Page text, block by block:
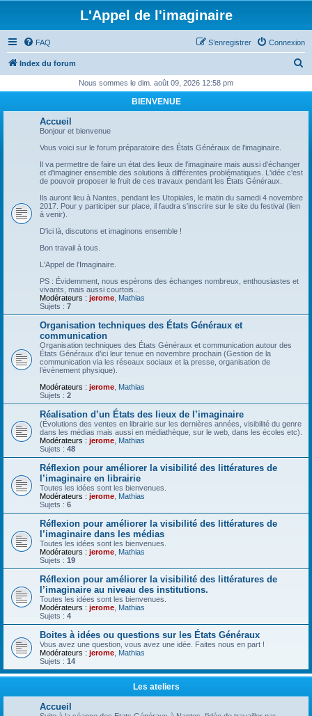
L'Appel de l'imaginaire
FAQ Connexion
S’enregistrer
Index du forum
h
Nous sommes le dim. août 09, 2026 12:58 pm
BIENVENUE
Accueil
Bonjour et bienvenue
Vous voici sur le forum préparatoire des États Généraux de l'imaginaire.
Il va permettre de faire un état des lieux de l'imaginaire mais aussi d'échanger
et d'imaginer ensemble des solutions à différentes problématiques. L'idée c'est
de pouvoir proposer le fruit de ces travaux pendant les États Généraux.
Ils auront lieu à Nantes, pendant les Utopiales, le matin du samedi 4 novembre
2017. Pour y participer sur place, il faudra s'inscrire sur le site du festival (lien
à venir).
D'ici là, discutons et imaginons ensemble !
Bon travail à tous.
L'Appel de l'Imaginaire.
PS : Évidemment, nous espérons des échanges nombreux, enthousiastes et
vivants, mais aussi courtois...
Modérateurs : jerome Mathias
Sujets : 7
Organisation techniques des États Généraux et
communication
Organisation techniques des États Généraux et communication autour des
États Généraux d’ici leur tenue en novembre prochain (Gestion de la
communication via les réseaux sociaux et la presse, organisation de
l’évènement physique).
Modérateurs : jerome Mathias
Sujets : 2
Réalisation d’un États des lieux de l’imaginaire
(Évolutions des ventes en librairie sur les dernières années, visibilité du genre
dans les médias mais aussi en médiathèque, sur le web, dans les écoles etc).
Modérateurs : jerome Mathias
Sujets : 48
Réflexion pour améliorer la visibilité des littératures de
l’imaginaire en librairie
Toutes les idées sont les bienvenues.
Modérateurs : jerome Mathias
Sujets : 6
Réflexion pour améliorer la visibilité des littératures de
l’imaginaire dans les médias
Toutes les idées sont les bienvenues.
Modérateurs : jerome Mathias
Sujets : 19
Réflexion pour améliorer la visibilité des littératures de
l’imaginaire au niveau des institutions.
Toutes les idées sont les bienvenues.
Modérateurs : jerome Mathias
Sujets : 4
Boites à idées ou questions sur les États Généraux
Vous avez une question, vous avez une idée. Faites nous en part !
Modérateurs : jerome Mathias
Sujets : 14
Les ateliers
Accueil